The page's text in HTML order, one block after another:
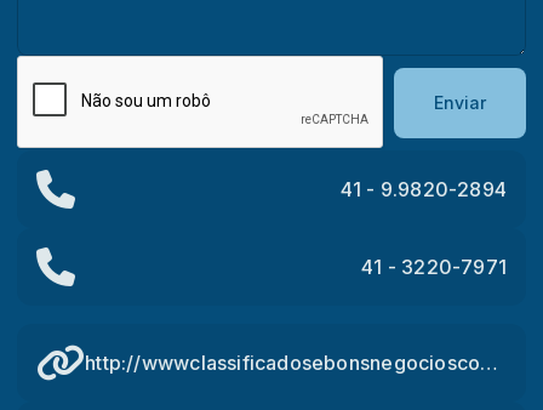
Enviar
41 - 9.9820-2894
41 - 3220-7971
http://wwwclassificadosebonsnegocioscombr.blogspot.com.br/